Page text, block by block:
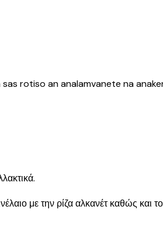
rotiso an analamvanete na
με την ρίζα αλκανέτ καθώς και